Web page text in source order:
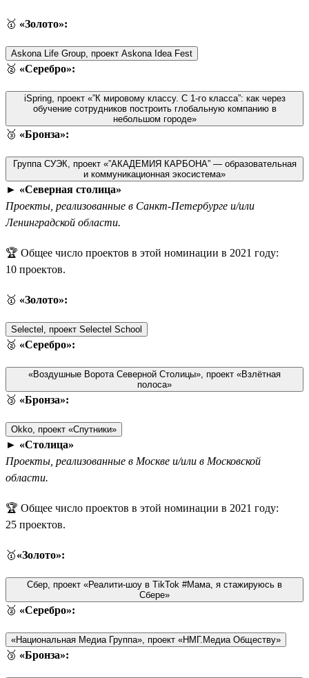
🥇 «Золото»:
Askona Life Group, проект Askona Idea Fest
🥈 «Серебро»:
iSpring, проект «”К мировому классу. С 1-го класса”: как через
обучение сотрудников построить глобальную компанию в
небольшом городе»
🥉 «Бронза»:
Группа СУЭК, проект «”АКАДЕМИЯ КАРБОНА” — образовательная
и коммуникационная экосистема»
► «Северная столица»
Проекты, реализованные в Санкт-Петербурге и/или
Ленинградской области.
🏆 Общее число проектов в этой номинации в 2021 году:
10 проектов.
🥇 «Золото»:
Selectel, проект Selectel School
🥈 «Серебро»:
«Воздушные Ворота Северной Столицы», проект «Взлётная
полоса»
🥉 «Бронза»:
Okko, проект «Спутники»
► «Столица»
Проекты, реализованные в Москве и/или в Московской
области.
🏆 Общее число проектов в этой номинации в 2021 году:
25 проектов.
🥇«Золото»:
Сбер, проект «Реалити-шоу в TikTok #Мама, я стажируюсь в
Сбере»
🥈 «Серебро»:
«Национальная Медиа Группа», проект «НМГ.Медиа Обществу»
🥉 «Бронза»: